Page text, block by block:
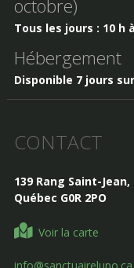
octobre)
Tous les jours : 10 h
Hébergement
Disponible 7 jours
CONTACT
139 Rang Saint-
Québec G0R 2PO
Voir la carte